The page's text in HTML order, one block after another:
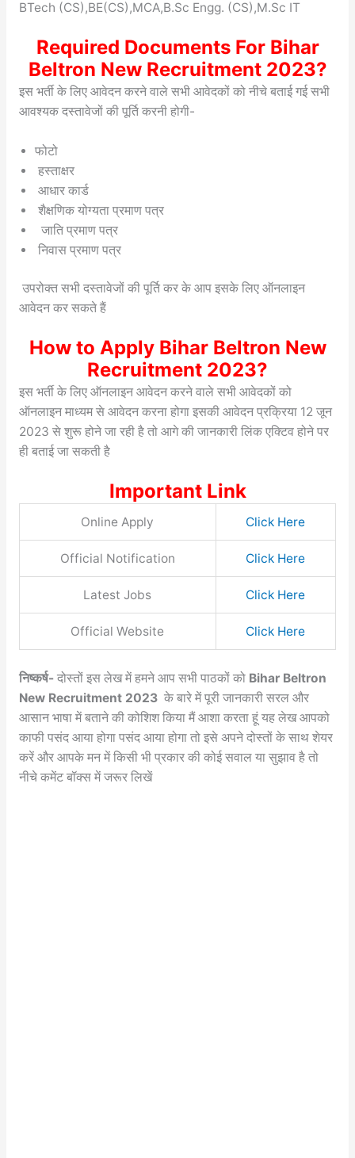
BTech (CS),BE(CS),MCA,B.Sc Engg. (CS),M.Sc IT
Required Documents For Bihar
Beltron New Recruitment 2023?
इस भर्ती के लिए आवेदन करने वाले सभी आवेदकों को नीचे बताई गई सभी
आवश्यक दस्तावेजों की पूर्ति करनी होगी-
फोटो
हस्ताक्षर
आधार कार्ड
शैक्षणिक योग्यता प्रमाण पत्र
जाति प्रमाण पत्र
निवास प्रमाण पत्र
उपरोक्त सभी दस्तावेजों की पूर्ति कर के आप इसके लिए ऑनलाइन
आवेदन कर सकते हैं
How to Apply Bihar Beltron New
Recruitment 2023?
इस भर्ती के लिए ऑनलाइन आवेदन करने वाले सभी आवेदकों को
ऑनलाइन माध्यम से आवेदन करना होगा इसकी आवेदन प्रक्रिया 12 जून
2023 से शुरू होने जा रही है तो आगे की जानकारी लिंक एक्टिव होने पर
ही बताई जा सकती है
Important Link
Online Apply Click Here
Official Notification Click Here
Latest Jobs Click Here
Official Website Click Here
निष्कर्ष-दोस्तों इस लेख में हमने आप सभी पाठकों को Bihar Beltron
New Recruitment 2023 के बारे में पूरी जानकारी सरल और
आसान भाषा में बताने की कोशिश किया मैं आशा करता हूं यह लेख आपको
काफी पसंद आया होगा पसंद आया होगा तो इसे अपने दोस्तों के साथ शेयर
करें और आपके मन में किसी भी प्रकार की कोई सवाल या सुझाव है तो
नीचे कमेंट बॉक्स में जरूर लिखें